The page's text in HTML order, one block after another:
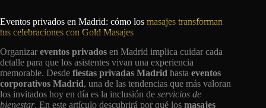
Eventos privados en Madrid: cómo los masajes transforman
tus celebraciones con Gold Masajes
Organizar eventos privados en Madrid implica cuidar cada
detalle para que los asistentes vivan una experiencia
memorable. Desde fiestas privadas Madrid hasta eventos
corporativos Madrid, una de las tendencias que más valoran
los invitados hoy en día es la inclusión de servicios de
bienestar. En este artículo descubrirá por qué los masajes